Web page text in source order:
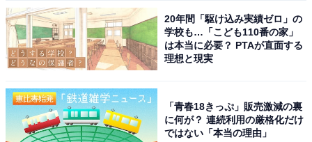
20年間「駆け込み実績ゼロ」の
学校も…「こども110番の家」
は本当に必要？ PTAが直面する
理想と現実
「青春18きっぷ」販売激減の裏
に何が？ 連続利用の厳格化だけ
ではない「本当の理由」